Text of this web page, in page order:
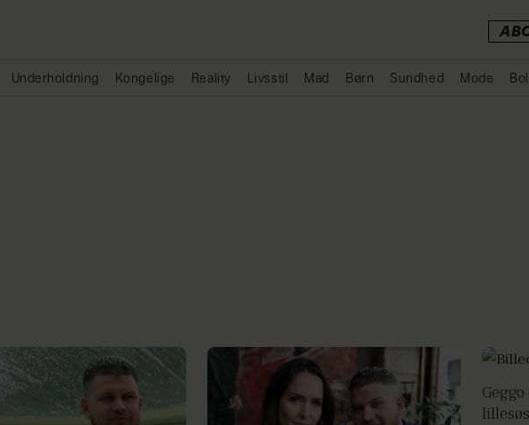
Underholdning Kongelige Reality Livsstil Mad Børn Sundhed Mode